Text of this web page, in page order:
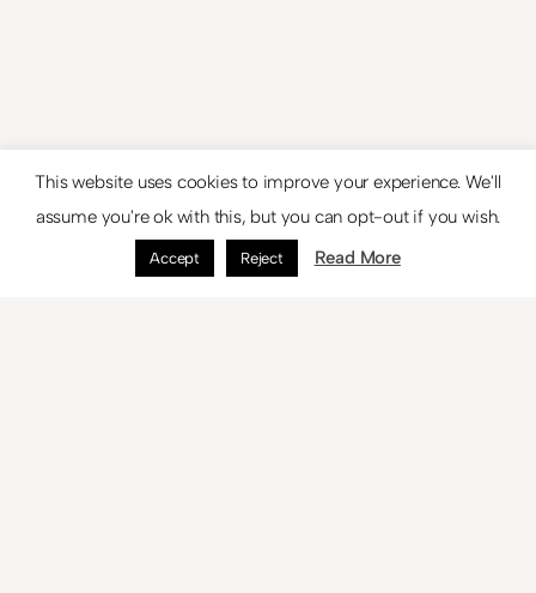
This website uses cookies to improve your experience. We'll
assume you're ok with this, but you can opt-out if you wish.
Accept Reject Read More